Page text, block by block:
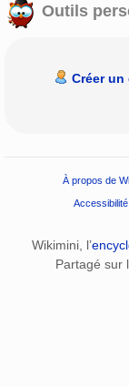
Outils
Créer
À propos de
Accessibilité
Wikimini, l’
Partagé sur